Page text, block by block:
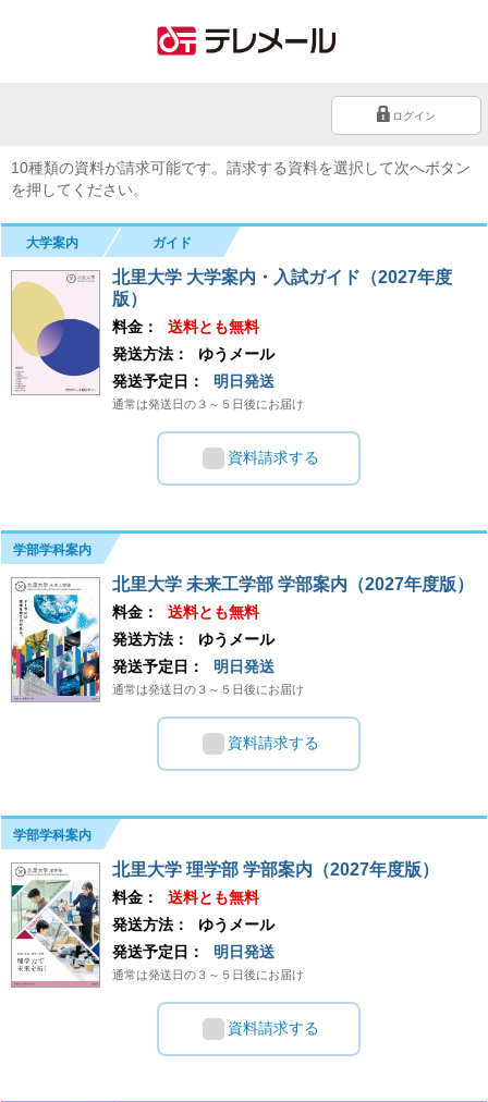
ログイン
10種類の資料が請求可能です。請求する資料を選択して次へボタン
を押してください。
大学案内 ガイド
北里大学 大学案内・入試ガイド（2027年度
版）
料金：
送料とも無料
発送方法：
ゆうメール
発送予定日：
明日発送
通常は発送日の３～５日後にお届け
資料請求する
学部学科案内
北里大学 未来工学部 学部案内（2027年度版）
料金：
送料とも無料
発送方法：
ゆうメール
発送予定日：
明日発送
通常は発送日の３～５日後にお届け
資料請求する
学部学科案内
北里大学 理学部 学部案内（2027年度版）
料金：
送料とも無料
発送方法：
ゆうメール
発送予定日：
明日発送
通常は発送日の３～５日後にお届け
資料請求する